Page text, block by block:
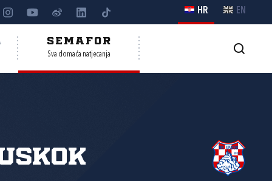
HR EN
SEMAFOR
Sva domaća natjecanja